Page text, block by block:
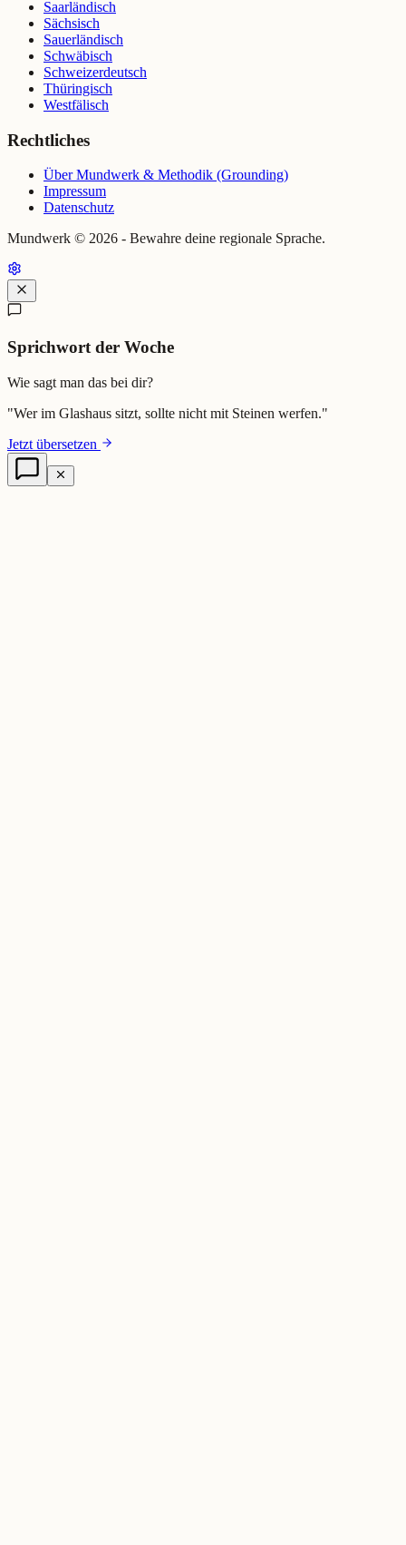
Saarländisch
Sächsisch
Sauerländisch
Schwäbisch
Schweizerdeutsch
Thüringisch
Westfälisch
Rechtliches
Über Mundwerk & Methodik (Grounding)
Impressum
Datenschutz
Mundwerk © 2026 - Bewahre deine regionale Sprache.
Sprichwort der Woche
Wie sagt man das bei dir?
"Wer im Glashaus sitzt, sollte nicht mit Steinen werfen."
Jetzt übersetzen